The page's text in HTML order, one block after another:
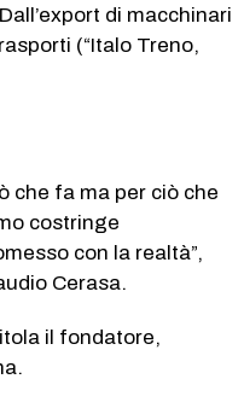
di macchinari
(“Italo Treno,
che fa ma per ciò che
costringe
con la realtà”,
Cerasa.
il fondatore,